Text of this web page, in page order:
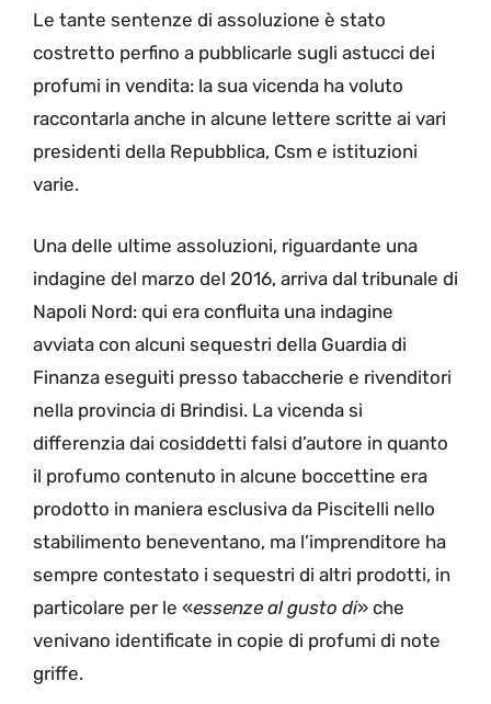
Le tante sentenze di assoluzione è stato
costretto perfino a pubblicarle sugli astucci dei
profumi in vendita: la sua vicenda ha voluto
raccontarla anche in alcune lettere scritte ai vari
presidenti della Repubblica, Csm e istituzioni
varie.
Una delle ultime assoluzioni, riguardante una
indagine del marzo del 2016, arriva dal tribunale di
Napoli Nord: qui era confluita una indagine
avviata con alcuni sequestri della Guardia di
Finanza eseguiti presso tabaccherie e rivenditori
nella provincia di Brindisi. La vicenda si
differenzia dai cosiddetti falsi d’autore in quanto
il profumo contenuto in alcune boccettine era
prodotto in maniera esclusiva da Piscitelli nello
stabilimento beneventano, ma l’imprenditore ha
sempre contestato i sequestri di altri prodotti, in
particolare per le «essenze al gusto di» che
venivano identificate in copie di profumi di note
griffe.